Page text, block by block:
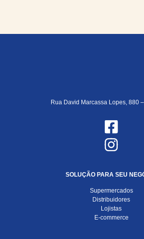
Rua David Marcassa Lopes, 880
SOLUÇÃO PARA SEU
Supermercados
Distribuidores
Lojistas
E-commerce